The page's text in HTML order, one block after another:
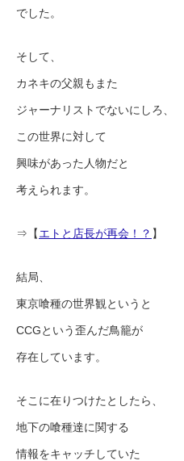
でした。
そして、
カネキの父親もまた
ジャーナリストでないにしろ、
この世界に対して
興味があった人物だと
考えられます。
⇒【エトと店長が再会！？ 】
結局、
東京喰種の世界観というと
CCGという歪んだ鳥籠が
存在しています。
そこに在りつけたとしたら、
地下の喰種達に関する
情報をキャッチしていた